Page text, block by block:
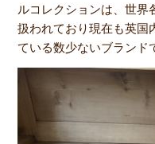
ルコレクションは、世界
扱われており現在も英国
ている数少ないブランド